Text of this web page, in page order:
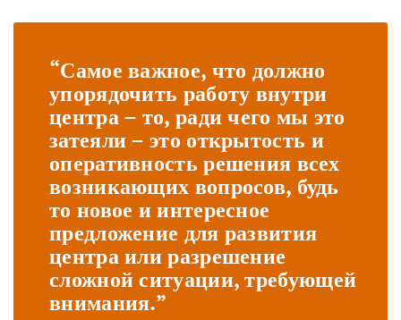
“Самое важное, что должно
упорядочить работу внутри
центра – то, ради чего мы это
затеяли – это открытость и
оперативность решения всех
возникающих вопросов, будь
то новое и интересное
предложение для развития
центра или разрешение
сложной ситуации, требующей
внимания.”